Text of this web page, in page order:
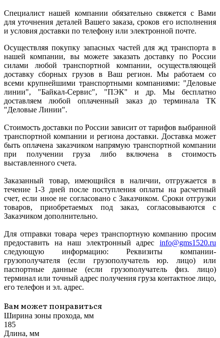
Специалист нашей компании обязательно свяжется с Вами
для уточнения деталей Вашего заказа, сроков его исполнения
и условия доставки по телефону или электронной почте.
Осуществляя покупку запасных частей для жд транспорта в
нашей компании, вы можете заказать доставку по России
силами любой транспортной компании, осуществляющей
доставку сборных грузов в Ваш регион. Мы работаем со
всеми крупнейшими транспортными компаниями: "Деловые
линии", "Байкал-Сервис", "ПЭК" и др. Мы бесплатно
доставляем любой оплаченный заказ до терминала ТК
"Деловые Линии".
Стоимость доставки по России зависит от тарифов выбранной
транспортной компании и региона доставки. Доставка может
быть оплачена заказчиком напрямую транспортной компании
при получении груза либо включена в стоимость
выставленного счета.
Заказанный товар, имеющийся в наличии, отгружается в
течение 1-3 дней после поступления оплаты на расчетный
счет, если иное не согласовано с Заказчиком. Сроки отгрузки
товаров, приобретаемых под заказ, согласовываются с
Заказчиком дополнительно.
Для отправки товара через транспортную компанию просим
предоставить на наш электронный адрес info@gms1520.ru
следующую информацию: Реквизиты компании-
грузополучателя (если грузополучатель юр. лицо) или
паспортные данные (если грузополучатель физ. лицо)
терминал или точный адрес получения груза контактное лицо,
его телефон и эл. адрес.
Вам может понравиться
Ширина зоны прохода, мм
185
Длина, мм